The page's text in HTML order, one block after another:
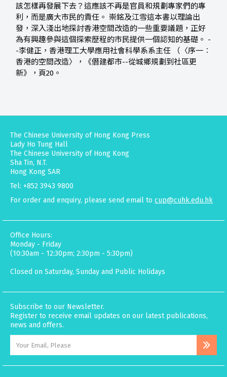
該怎樣再發展下去？這應該不再是官員和規劃專家們的專
利，而是廣大市民的責任。 崇銘及江雪這本書以理論出
發，深入淺出地探討香港空間改造的一些重要議題，正好
為有興趣參與這個探索歷程的市民提供一個認知的基礎。 -
-李健正，香港理工大學應用社會科學系系主任 （〈序一︰
香港的空間改造〉，《僭建都市--從城鄉規劃到社區更
新》，頁20。
The Chinese University of Hong Kong Press
Lady Ho Tung Hall
The Chinese University of Hong Kong
Sha Tin, N.T.
Hong Kong SAR
Tel: +852 3943 9800
For order and enquiry, please send email to cup@cuhk.edu.hk
Office Hours:
Monday - Friday
(10:30am - 12:30pm; 2:30pm - 5:30pm)
Closed on Saturday, Sunday and Public Holidays
Subscribe to our Newsletter.
Register to receive email updates on our latest publications,
news and offers.